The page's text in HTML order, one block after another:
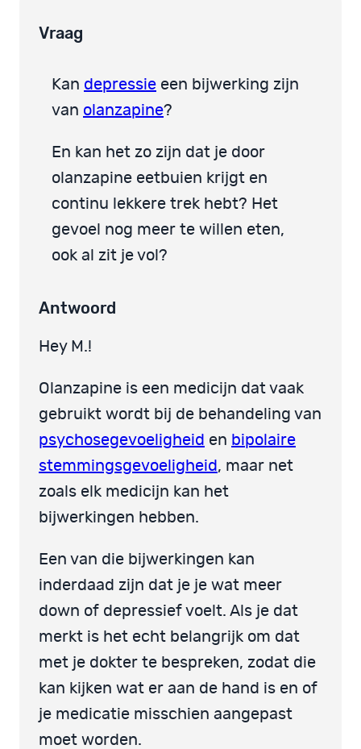
Vraag
Kan depressie een bijwerking zijn
van olanzapine?
En kan het zo zijn dat je door
olanzapine eetbuien krijgt en
continu lekkere trek hebt? Het
gevoel nog meer te willen eten,
ook al zit je vol?
Antwoord
Hey M.!
Olanzapine is een medicijn dat vaak
gebruikt wordt bij de behandeling van
psychosegevoeligheid en bipolaire
stemmingsgevoeligheid , maar net
zoals elk medicijn kan het
bijwerkingen hebben.
Een van die bijwerkingen kan
inderdaad zijn dat je je wat meer
down of depressief voelt. Als je dat
merkt is het echt belangrijk om dat
met je dokter te bespreken, zodat die
kan kijken wat er aan de hand is en of
je medicatie misschien aangepast
moet worden.